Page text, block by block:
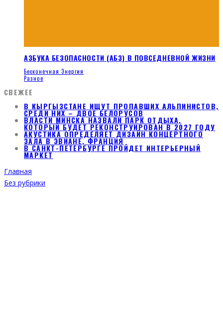
АЗБУКА БЕЗОПАСНОСТИ (АБЗ) В ПОВСЕДНЕВНОЙ ЖИЗНИ
Бесконечная Энергия
Разное
СВЕЖЕЕ
В КЫРГЫЗСТАНЕ ИЩУТ ПРОПАВШИХ АЛЬПИНИСТОВ,
СРЕДИ НИХ – ДВОЕ БЕЛОРУСОВ
ВЛАСТИ МИНСКА НАЗВАЛИ ПАРК ОТДЫХА,
КОТОРЫЙ БУДЕТ РЕКОНСТРУИРОВАН В 2027 ГОДУ
АКУСТИКА ОПРЕДЕЛЯЕТ ДИЗАЙН КОНЦЕРТНОГО
ЗАЛА В ЭВИАНЕ, ФРАНЦИЯ
В САНКТ-ПЕТЕРБУРГЕ ПРОЙДЕТ ИНТЕРЬЕРНЫЙ
МАРКЕТ
Главная
Без рубрики